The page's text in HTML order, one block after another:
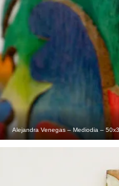
Alejandra Venegas – Mediodia –